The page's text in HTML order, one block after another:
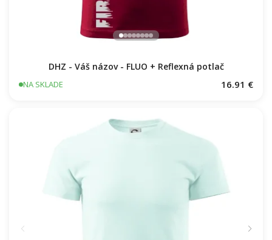
DHZ - Váš názov - FLUO + Reflexná potlač
NA SKLADE 16.91 €